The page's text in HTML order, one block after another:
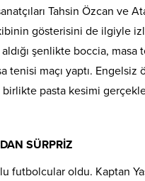
Tahsin Özcan ve
gösterisini de ilgiyle
şenlikte boccia, masa
tenisi maçı yaptı.
pasta kesimi
SÜRPRİZ
futbolcular oldu. Kaptan